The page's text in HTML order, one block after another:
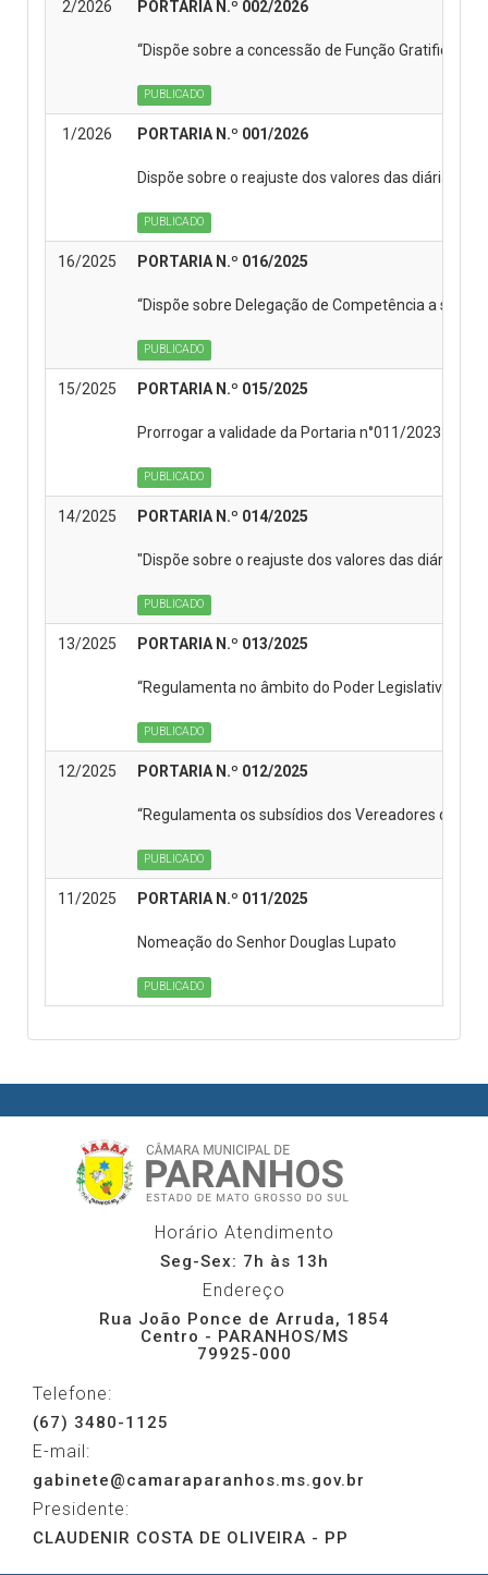
2/2026 PORTARIA N.º 002/2026
“Dispõe sobre a concessão de Função Gratificada
PUBLICADO
1/2026 PORTARIA N.º 001/2026
Dispõe sobre o reajuste dos valores das diárias,
PUBLICADO
16/2025 PORTARIA N.º 016/2025
“Dispõe sobre Delegação de Competência a
PUBLICADO
15/2025 PORTARIA N.º 015/2025
Prorrogar a validade da Portaria n°011/2023 que
PUBLICADO
14/2025 PORTARIA N.º 014/2025
"Dispõe sobre o reajuste dos valores das diárias,
PUBLICADO
13/2025 PORTARIA N.º 013/2025
“Regulamenta no âmbito do Poder Legislativo do
PUBLICADO
12/2025 PORTARIA N.º 012/2025
“Regulamenta os subsídios dos Vereadores do
PUBLICADO
11/2025 PORTARIA N.º 011/2025
Nomeação do Senhor Douglas Lupato
PUBLICADO
Horário Atendimento
Seg-Sex: 7h às 13h
Endereço
Rua João Ponce de Arruda, 1854
Centro - PARANHOS/MS
79925-000
Telefone:
(67) 3480-1125
E-mail:
gabinete@camaraparanhos.ms.gov.br
Presidente:
CLAUDENIR COSTA DE OLIVEIRA - PP